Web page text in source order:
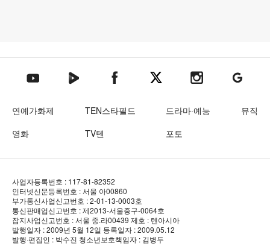
텐아시아 유튜브텐아시아 네이버TV텐아시아 페이스북텐아시아 엑스텐아시아 인스타그램
텐아시아
연예가화제 TEN스타필드 드라마·예능
뮤직
영화
TV텐 포토
사업자등록번호 : 117-81-82352
인터넷신문등록번호 : 서울 아00860
부가통신사업신고번호 : 2-01-13-0003호
통신판매업신고번호 : 제2013-서울중구-0064호
잡지사업신고번호 : 서울 중.라00439 제호 : 텐아시아
발행일자 : 2009년 5월 12일 등록일자 : 2009.05.12
발행·편집인 : 박수진 청소년보호책임자 : 김병두